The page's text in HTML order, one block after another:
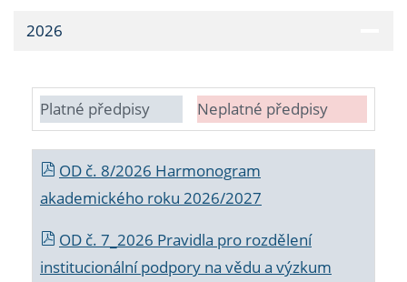
2026
Platné předpisy Neplatné předpisy
OD č. 8/2026 Harmonogram
akademického roku 2026/2027
OD č. 7_2026 Pravidla pro rozdělení
institucionální podpory na vědu a výzkum